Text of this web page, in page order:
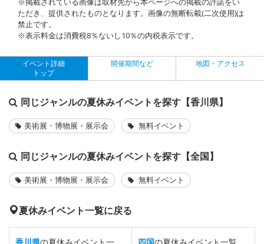
ただき、提供されたものとなります。画像の無断転載(二次使用)は
禁止です。
※表示料金は消費税8％ないし10％の内税表示です。
イベント詳細
トップ
開催期間など 地図・アクセス
同じジャンルの夏休みイベントを探す【香川県】
美術展・博物展・展示会 無料イベント
同じジャンルの夏休みイベントを探す【全国】
美術展・博物展・展示会 無料イベント
夏休みイベント一覧に戻る
香川県の夏休みイベント一 四国の夏休みイベント一覧